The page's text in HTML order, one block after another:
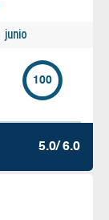
junio
100
5.0/ 6.0